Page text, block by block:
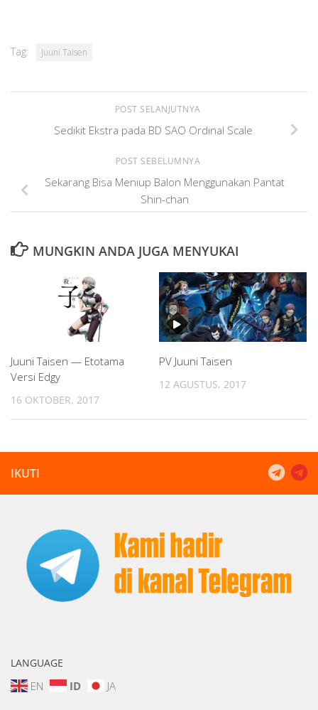
Tag: Juuni Taisen
POST SELANJUTNYA
Sedikit Ekstra pada BD SAO Ordinal Scale
POST SEBELUMNYA
Sekarang Bisa Meniup Balon Menggunakan Pantat
Shin-chan
MUNGKIN ANDA JUGA MENYUKAI
Juuni Taisen — Etotama
Versi Edgy
16 OKTOBER, 2017
PV Juuni Taisen
12 AGUSTUS, 2017
IKUTI
LANGUAGE
EN ID JA